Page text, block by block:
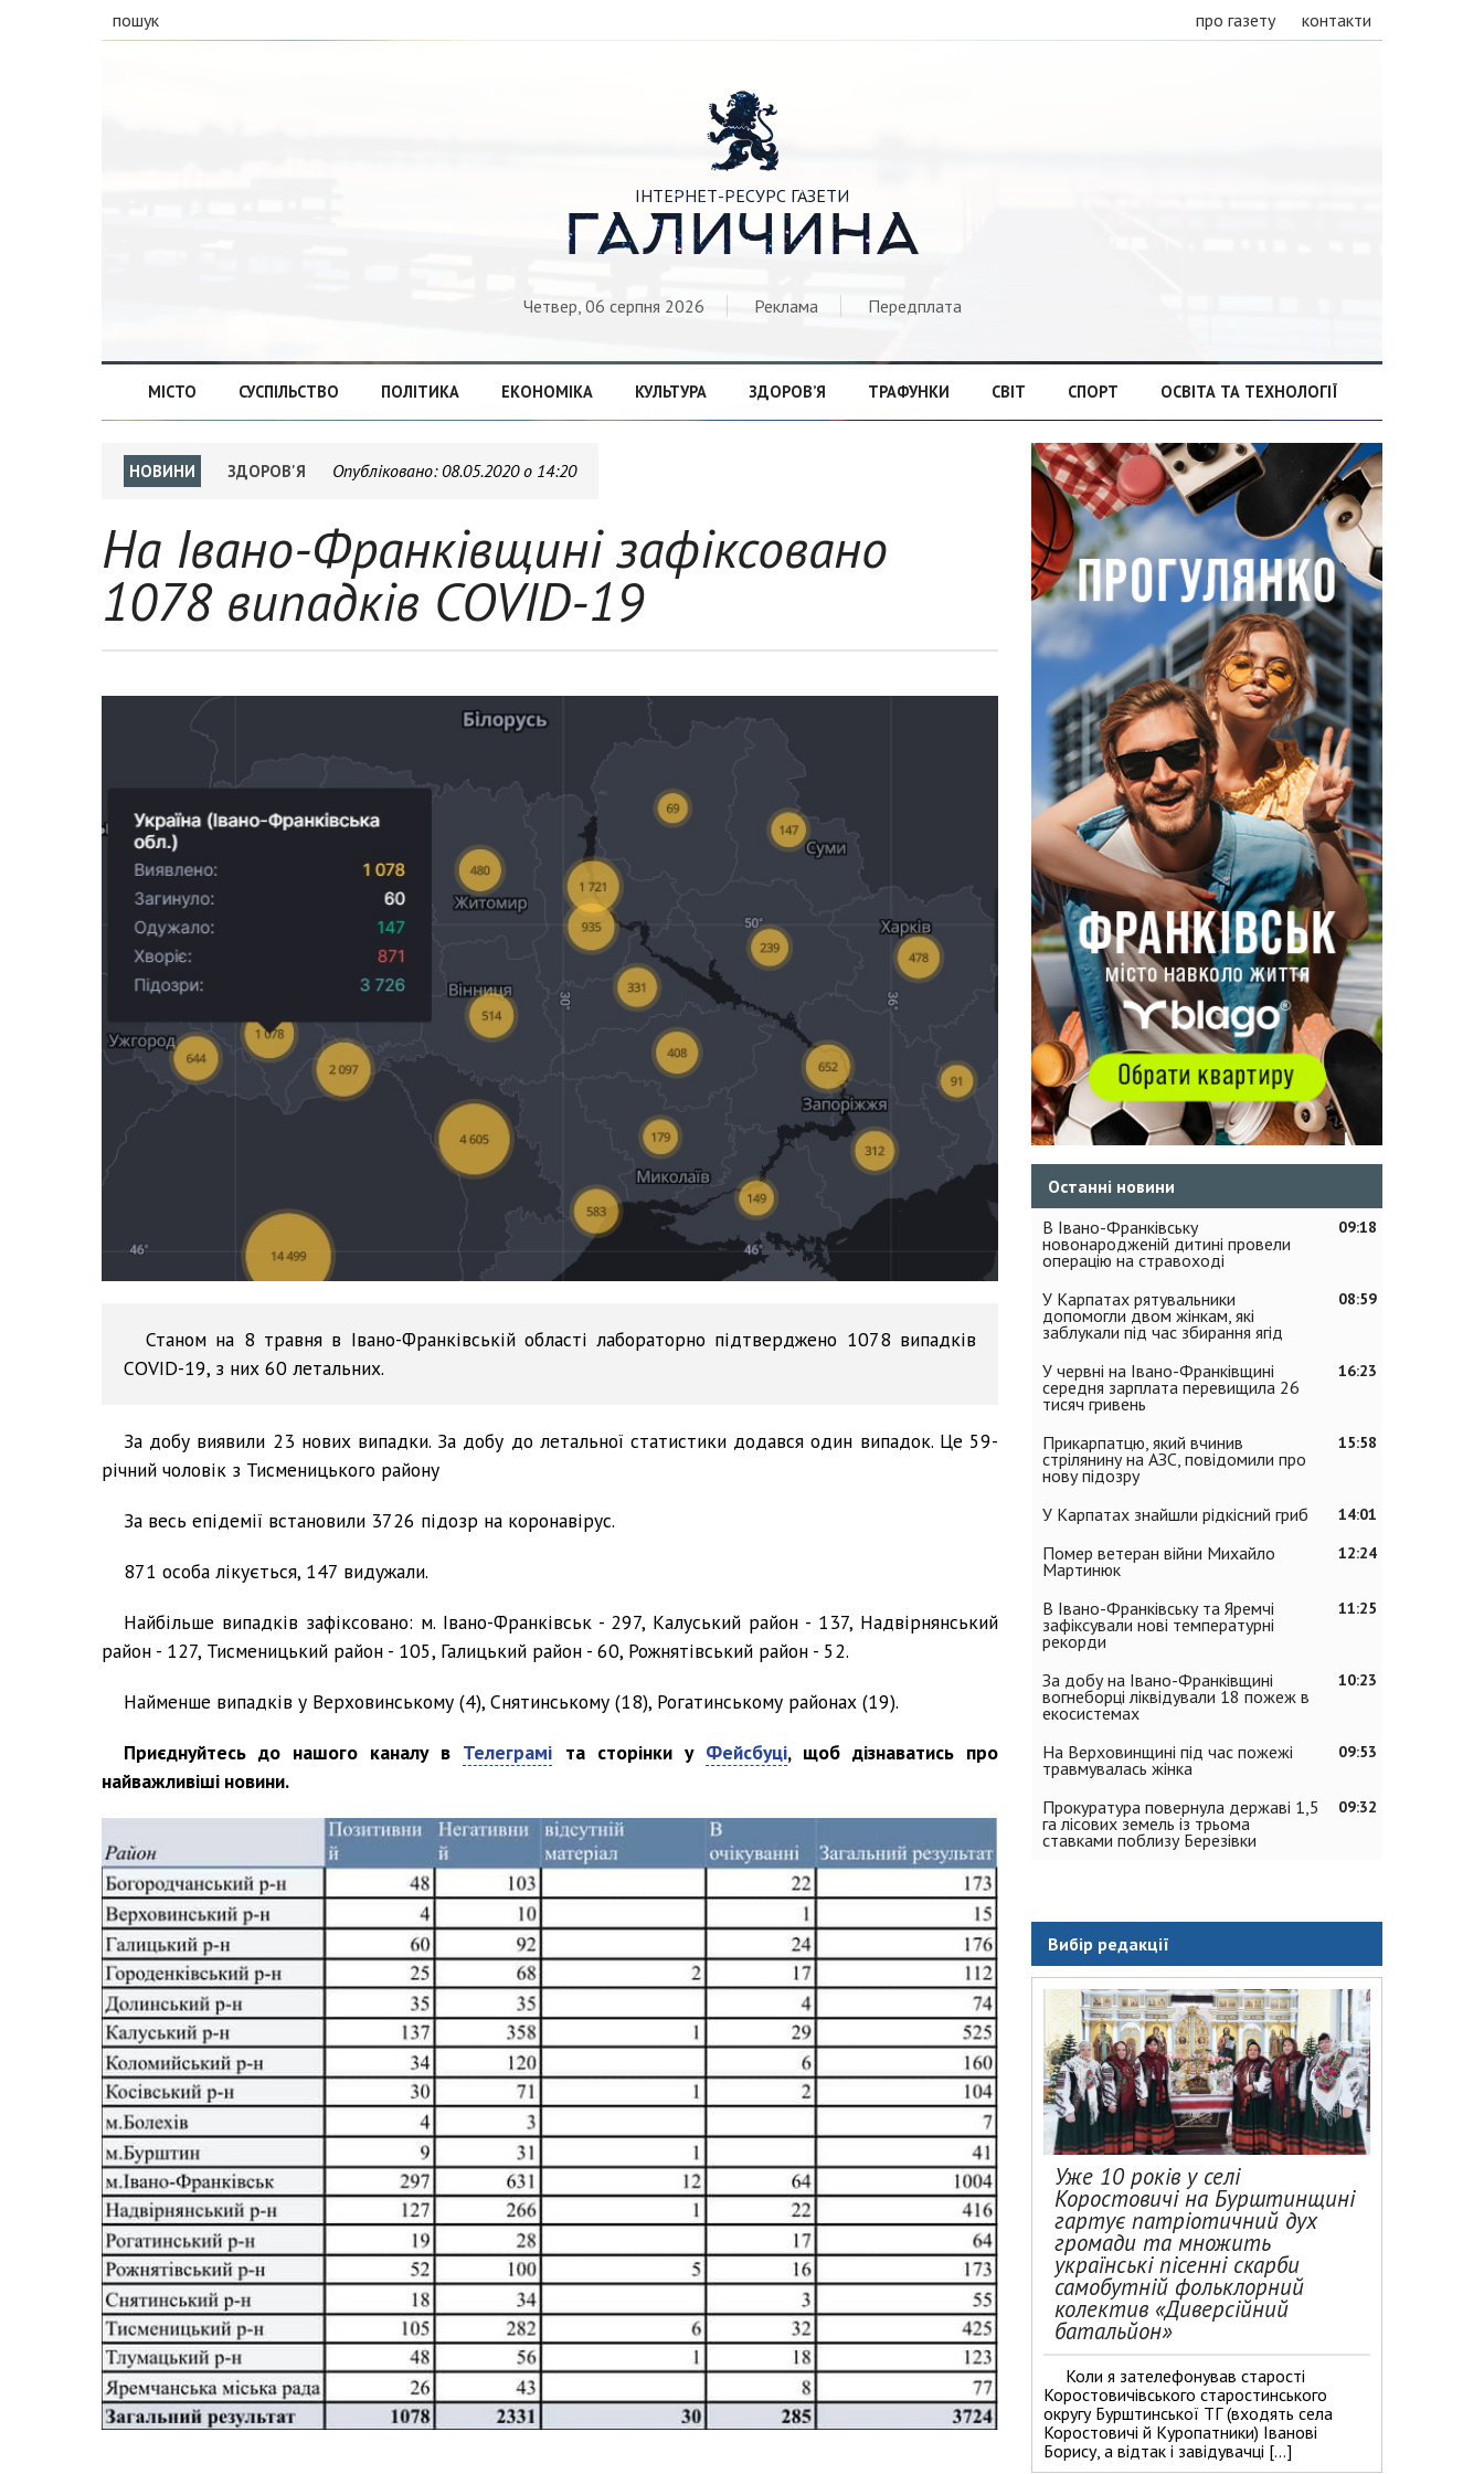
пошук про газету контакти

ІНТЕРНЕТ-РЕСУРС ГАЗЕТИ
ГАЛИЧИНА
Четвер, 06 серпня 2026 Реклама Передплата
МІСТО СУСПІЛЬСТВО ПОЛІТИКА ЕКОНОМІКА КУЛЬТУРА ЗДОРОВ’Я ТРАФУНКИ СВІТ СПОРТ ОСВІТА ТА ТЕХНОЛОГІЇ
НОВИНИ ЗДОРОВ'Я Опубліковано: 08.05.2020 о 14:20
На Івано-Франківщині зафіксовано
1078 випадків COVID-19
Станом на 8 травня в Івано-Франківській області лабораторно підтверджено 1078 випадків
COVID-19, з них 60 летальних.
За добу виявили 23 нових випадки. За добу до летальної статистики додався один випадок. Це 59-
річний чоловік з Тисменицького району
За весь епідемії встановили 3726 підозр на коронавірус.
871 особа лікується, 147 видужали.
Найбільше випадків зафіксовано: м. Івано-Франківськ - 297, Калуський район - 137, Надвірнянський
район - 127, Тисменицький район - 105, Галицький район - 60, Рожнятівський район - 52.
Найменше випадків у Верховинському (4), Снятинському (18), Рогатинському районах (19).
Приєднуйтесь до нашого каналу в Телеграмі та сторінки у Фейсбуці, щоб дізнаватись про
найважливіші новини.
Останні новини
09:18
В Івано-Франківську
новонародженій дитині провели
операцію на стравоході
08:59
У Карпатах рятувальники
допомогли двом жінкам, які
заблукали під час збирання ягід
16:23
У червні на Івано-Франківщині
середня зарплата перевищила 26
тисяч гривень
15:58
Прикарпатцю, який вчинив
стрілянину на АЗС, повідомили про
нову підозру
14:01
У Карпатах знайшли рідкісний гриб
12:24
Помер ветеран війни Михайло
Мартинюк
11:25
В Івано-Франківську та Яремчі
зафіксували нові температурні
рекорди
10:23
За добу на Івано-Франківщині
вогнеборці ліквідували 18 пожеж в
екосистемах
09:53
На Верховинщині під час пожежі
травмувалась жінка
09:32
Прокуратура повернула державі 1,5
га лісових земель із трьома
ставками поблизу Березівки
Вибір редакції
Уже 10 років у селі
Коростовичі на Бурштинщині
гартує патріотичний дух
громади та множить
українські пісенні скарби
самобутній фольклорний
колектив «Диверсійний
батальйон»
Коли я зателефонував старості
Коростовичівського старостинського
округу Бурштинської ТГ (входять села
Коростовичі й Куропатники) Іванові
Борису, а відтак і завідувачці […]